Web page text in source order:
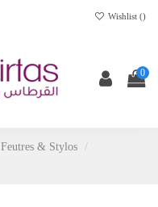
Wishlist ()
0
Feutres & Stylos